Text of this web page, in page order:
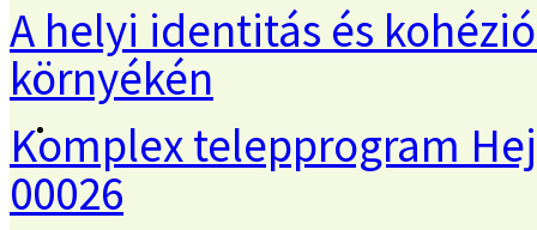
A helyi identitás és
környékén
Komplex telepprogram
00026